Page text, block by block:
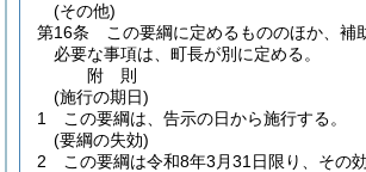
(その他)
第16条
この要綱に定めるもののほか、補
必要な事項は、町長が別に定める。
附 則
(施行の期日)
1
この要綱は、告示の日から施行する。
(要綱の失効)
2
この要綱は令和8年3月31日限り、その効